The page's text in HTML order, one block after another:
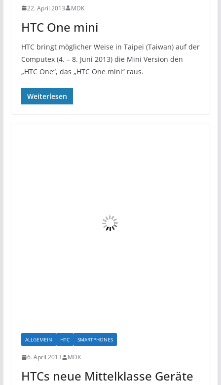
22. April 2013 MDK
HTC One mini
HTC bringt möglicher Weise in Taipei (Taiwan) auf der
Computex (4. – 8. Juni 2013) die Mini Version den
„HTC One“, das „HTC One mini“ raus.
Weiterlesen
ALLGEMEIN HTC SMARTPHONES
6. April 2013 MDK
HTCs neue Mittelklasse Geräte